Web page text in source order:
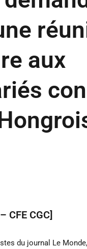
aux
CFE CGC]
du journal Le